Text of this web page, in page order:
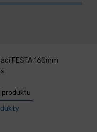
FESTA 160mm
produktu